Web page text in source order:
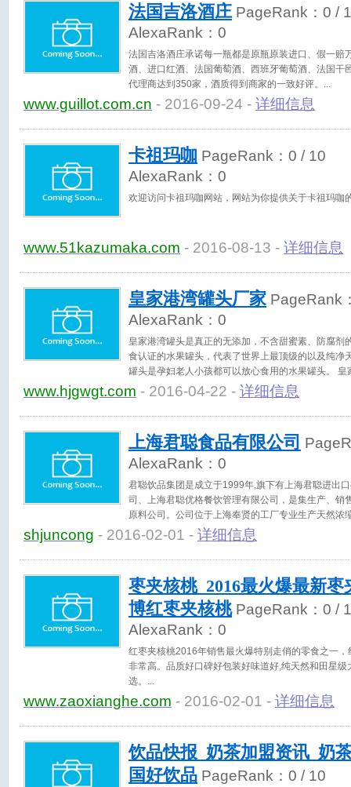
法国吉洛酒庄 PageRank： 0 /
AlexaRank： 0
法国吉洛酒庄承诺每一瓶都是原瓶原装进口、假一赔
酒、进口红酒、法国葡萄酒、西班牙葡萄酒、法国干
代理商达到350家，酒质得到商家的一致好评。
www.guillot.com.cn - 2016-09-24 - 详细信息
卡祖玛咖 PageRank： 0 / 10
AlexaRank： 0
欢迎访问卡祖玛咖网站，网站为你提供关于卡祖玛咖
www.51kazumaka.com - 2016-08-13 - 详细信息
皇家港湾罐头厂家 PageRank
AlexaRank： 0
皇家港湾罐头是真正的无添加，不含甜蜜素、防腐剂
食认证的水果罐头，代表了世界上最顶级的以及纯净
罐头是孕妇老人小孩都可以放心食用的水果罐头。
铁罐，保证了在无任何的防腐剂的情况下保质期依然
采用国际先进的密封高温除菌技术和真空预煮集成技
先进的国际技术！皇家港湾黄桃罐头保留了一切营养
家港湾罐头，皇家港湾罐头如何代理请咨询皇家港湾
www.hjgwgt.com - 2016-04-22 - 详细信息
上海君聪食品有限公司
AlexaRank： 0
君聪饮品集团是成立于1999年,旗下有上海君聪进出
司、上海君聪优格餐饮管理有限公司，是集生产、销
原料公司。公司位于上海奉贤的工厂专业生产天然浓
米、珍珠、奶茶粉等甜品饮料烘焙业原料。其中特级
特级珍珠、西米、专用糖浆、特级浓缩果汁、果酱
外专业用户赞赏；蛋糕面包预拌粉、烘培果馅等系列
据用户的需求，公司配合国内外多家复合式面包房
锁店进行专属产品研发，使用户品牌具备强大的竞争
象，创造稳定的经营利润保驾护航。 公司宗旨："质
诚，让顾客放心"，君聪竭诚为国内外广大用户服务，
力，优秀的"君聪"形象为影响力，凭着用户满意度赢
傲立于世界同行业之首！携手用户在市场中共同发展
63669859 传真：021-63284347 地址：上海浦东新
http://www.shjuncong.com/ 全国客户投诉热线：
shjuncong - 2016-02-01 - 详细信息
枣夹核桃_2016最火爆最新
博红枣夹核桃PageRank： 0 /
AlexaRank： 0
红枣夹核桃2016年销售最火爆特别走俏的零食之一
非常高。品质好口碑好包装好味道好,纯天然和田星
选。
www.zaoxianghe.com - 2016-02-01 - 详细信息
饮品快报_奶茶加盟资讯_奶
国好饮品 PageRank： 0 / 10